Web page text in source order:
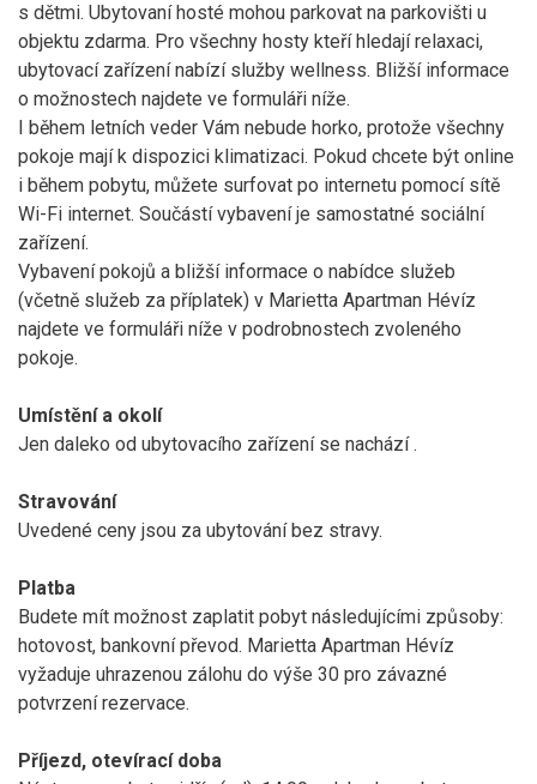
s dětmi. Ubytovaní hosté mohou parkovat na parkovišti u
objektu zdarma. Pro všechny hosty kteří hledají relaxaci,
ubytovací zařízení nabízí služby wellness. Bližší informace
o možnostech najdete ve formuláři níže.
I během letních veder Vám nebude horko, protože všechny
pokoje mají k dispozici klimatizaci. Pokud chcete být online
i během pobytu, můžete surfovat po internetu pomocí sítě
Wi-Fi internet. Součástí vybavení je samostatné sociální
zařízení.
Vybavení pokojů a bližší informace o nabídce služeb
(včetně služeb za příplatek) v Marietta Apartman Hévíz
najdete ve formuláři níže v podrobnostech zvoleného
pokoje.
Umístění a okolí
Jen daleko od ubytovacího zařízení se nachází.
Stravování
Uvedené ceny jsou za ubytování bez stravy.
Platba
Budete mít možnost zaplatit pobyt následujícími způsoby:
hotovost, bankovní převod. Marietta Apartman Hévíz
vyžaduje uhrazenou zálohu do výše 30 pro závazné
potvrzení rezervace.
Příjezd, otevírací doba